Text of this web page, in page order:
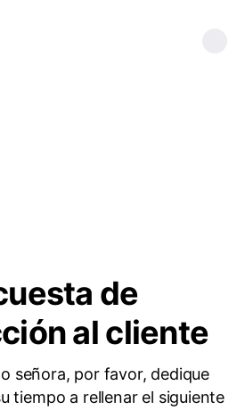
de
al cliente
señora, por favor, dedique
tiempo a rellenar el siguiente